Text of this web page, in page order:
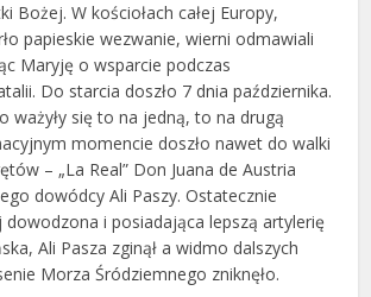
Bożej. W kościołach całej Europy,
papieskie wezwanie, wierni odmawiali
Maryję o wsparcie podczas
Do starcia doszło 7 dnia października.
ważyły się to na jedną, to na drugą
momencie doszło nawet do walki
– „La Real” Don Juana de Austria
dowódcy Ali Paszy. Ostatecznie
dowodzona i posiadająca lepszą artylerię
Ali Pasza zginął a widmo dalszych
Morza Śródziemnego zniknęło.